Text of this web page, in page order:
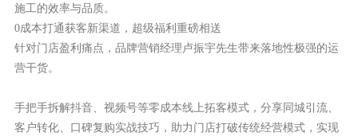
施工的效率与品质。
0成本打通获客新渠道 ， 超级福利重磅相送
针对门店盈利痛点，品牌营销经理卢振宇先生带来落地性极强的运
营干货。
手把手拆解抖音、视频号等零成本线上拓客模式，分享同城引流、
客户转化、口碑复购实战技巧，助力门店打破传统经营模式， 实现